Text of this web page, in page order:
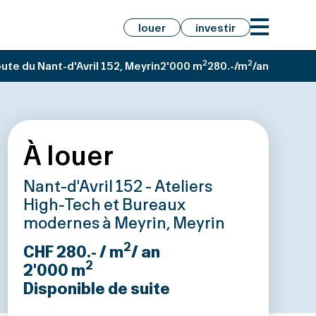
louer investir
du Nant-d'Avril 152, Meyrin2'000 m2280.-/m2/an
À louer
Nant-d'Avril 152 - Ateliers
High-Tech et Bureaux
modernes à Meyrin, Meyrin
CHF 280.- / m2/ an
2'000 m2
Disponible de suite